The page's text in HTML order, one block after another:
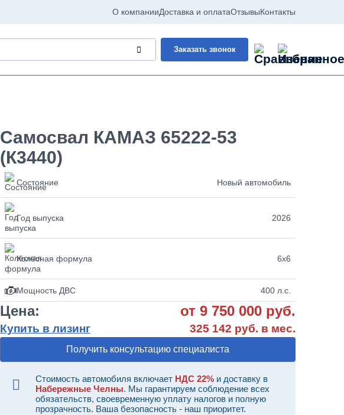
О компанииДоставка и оплатаОтзывыКонтакты
Заказать звонок
Самосвал КАМАЗ 65222-53
(К3440)
Состояние Новый автомобиль
Год выпуска 2026
Колёсная формула 6х6
Мощность ДВС 400 л.с.
Цена: от 9 750 000 руб.
Купить в лизинг 325 142 руб. в мес.
Получить консультацию специалиста
Стоимость автомобиля включает НДС 22% и доставку в
Набережные Челны. Мы гарантируем соблюдение всех
обязательств, своевременную уплату налогов и полную
прозрачность. Ваша безопасность - наш приоритет.